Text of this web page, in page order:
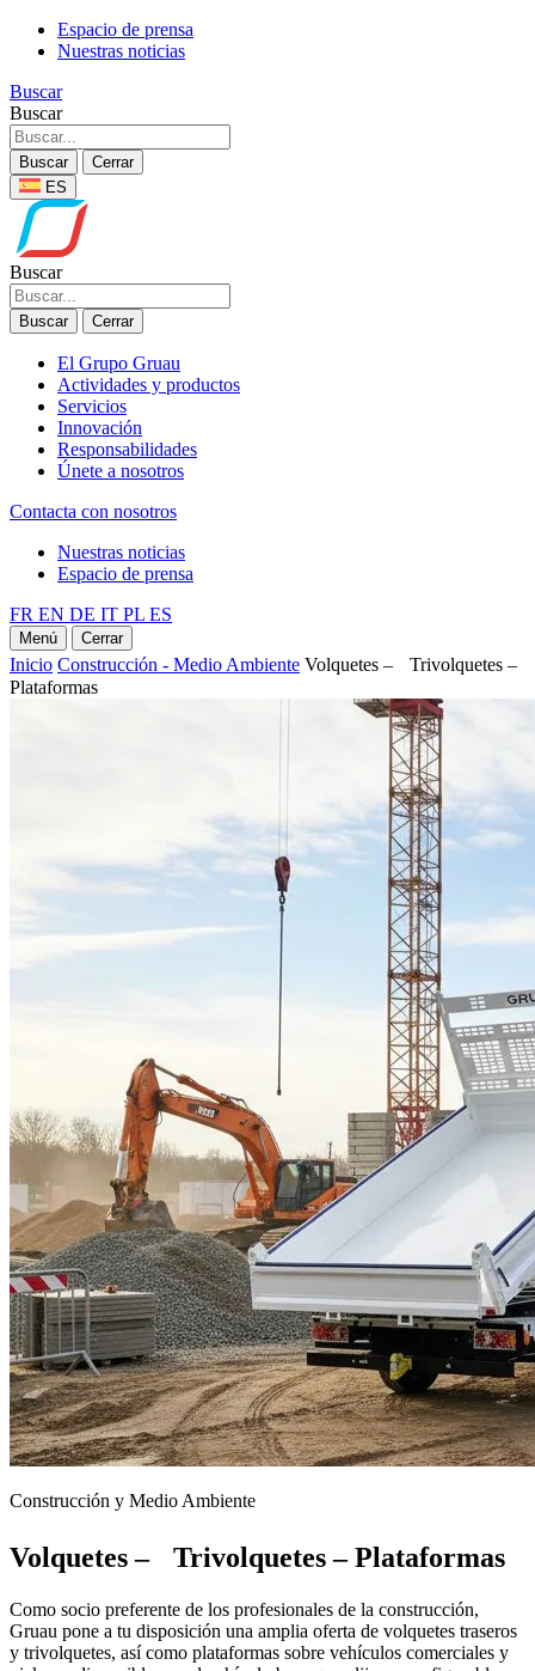
Espacio de prensa
Nuestras noticias
Buscar
Buscar
Buscar
Cerrar
ES
Buscar
Buscar Cerrar
El Grupo Gruau
Actividades y productos
Servicios
Innovación
Responsabilidades
Únete a nosotros
Contacta con nosotros
Nuestras noticias
Espacio de prensa
FR EN DE IT PL ES
Menú Cerrar
Inicio Construcción - Medio Ambiente Volquetes – Trivolquetes –
Plataformas
Construcción y Medio Ambiente
Volquetes – Trivolquetes – Plataformas
Como socio preferente de los profesionales de la construcción,
Gruau pone a tu disposición una amplia oferta de volquetes traseros
y trivolquetes, así como plataformas sobre vehículos comerciales y